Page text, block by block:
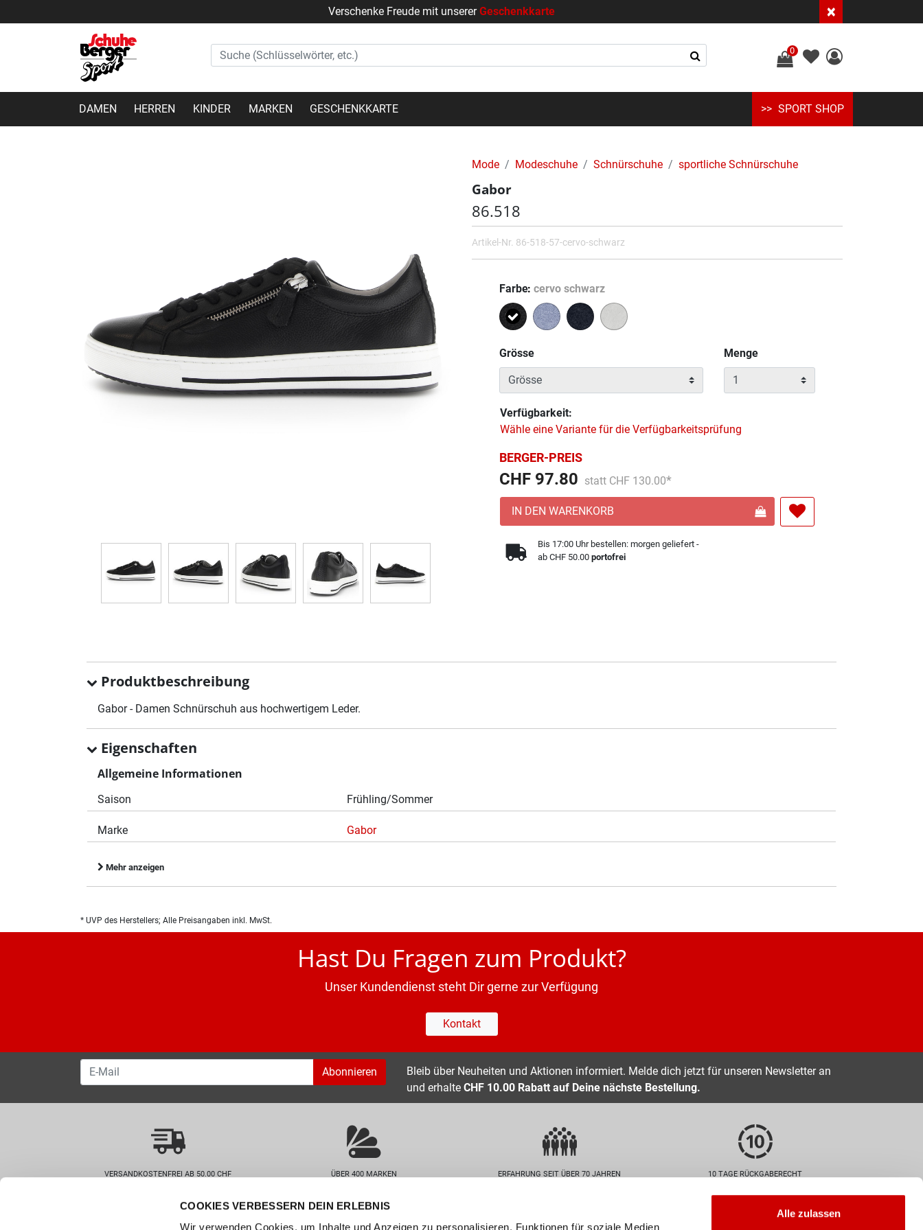
COOKIES VERBESSERN DEIN ERLEBNIS
Wir verwenden Cookies, um Inhalte und Anzeigen zu personalisieren, Funktionen für soziale Medien
Alle zulassen
Verschenke Freude mit unsererGeschenkkarte ×
0
DAMEN HERREN KINDER MARKEN GESCHENKKARTE SPORT SHOP
Mode Modeschuhe Schnürschuhe sportliche Schnürschuhe
Gabor
86.518
Artikel-Nr. 86-518-57-cervo-schwarz
Farbe cervo schwarz
Grösse
Menge
Verfügbarkeit:
Wähle eine Variante für die Verfügbarkeitsprüfung
BERGER-PREIS
CHF 97.80 Preis reduziert von
statt CHF 130.00
An
IN DEN WARENKORB
Bis 17:00 Uhr bestellen: morgen geliefert -
ab CHF 50.00portofrei
Produktbeschreibung
Gabor - Damen Schnürschuh aus hochwertigem Leder.
Eigenschaften
Allgemeine Informationen
Saison Frühling/Sommer
Marke Gabor
Mehr anzeigen
* UVP des Herstellers; Alle Preisangaben inkl. MwSt.
Hast Du Fragen zum Produkt?
Unser Kundendienst steht Dir gerne zur Verfügung
Kontakt
Abonnieren
Bleib über Neuheiten und Aktionen informiert. Melde dich jetzt für unseren Newsletter an
und erhalte CHF 10.00 Rabatt auf Deine nächste Bestellung.
VERSANDKOSTENFREI AB 50.00 CHF ÜBER 400 MARKEN ERFAHRUNG SEIT ÜBER 70 JAHREN 10 TAGE RÜCKGABERECHT
Wie können wir helfen? Kundenservice